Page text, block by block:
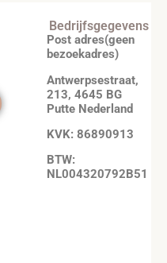
Bedrijfsgegevens
Post adres(geen
bezoekadres)
Antwerpsestraat,
213, 4645 BG
Putte Nederland
KVK: 86890913
BTW:
NL004320792B51